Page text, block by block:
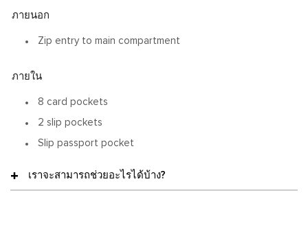
ภายนอก
Zip entry to main compartment
ภายใน
8 card pockets
2 slip pockets
Slip passport pocket
เราจะสามารถช่วยอะไรได้บ้าง?